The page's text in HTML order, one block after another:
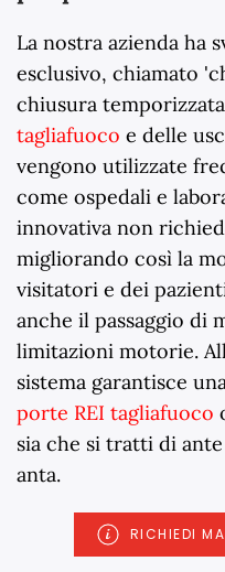
La nostra azienda ha
esclusivo, chiamato
chiusura
tagliafuoco e delle
vengono utilizzate
come ospedali e
innovativa non
migliorando così la
visitatori e dei
anche il passaggio di
limitazioni motorie.
sistema garantisce
porte REI tagliafuoco
sia che si tratti di
anta.
RICHIEDI